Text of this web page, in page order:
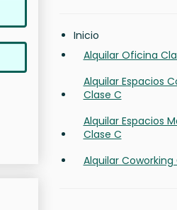
Inicio
Alquilar Oficina
Alquilar Espacios
Clase C
Alquilar Espacios
Clase C
Alquilar Coworking